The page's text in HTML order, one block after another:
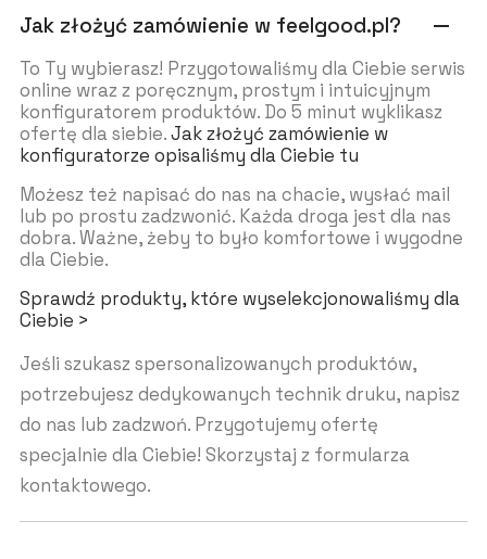
Jak złożyć zamówienie w feelgood.pl? remove
To Ty wybierasz! Przygotowaliśmy dla Ciebie serwis
online wraz z poręcznym, prostym i intuicyjnym
konfiguratorem produktów. Do 5 minut wyklikasz
ofertę dla siebie.Jak złożyć zamówienie w
konfiguratorze opisaliśmy dla Ciebie tu
Możesz też napisać do nas na chacie, wysłać mail
lub po prostu zadzwonić. Każda droga jest dla nas
dobra. Ważne, żeby to było komfortowe i wygodne
dla Ciebie.
Sprawdź produkty, które wyselekcjonowaliśmy dla
Ciebie >
Jeśli szukasz spersonalizowanych produktów,
potrzebujesz dedykowanych technik druku, napisz
do nas lub zadzwoń. Przygotujemy ofertę
specjalnie dla Ciebie! Skorzystaj z formularza
kontaktowego.